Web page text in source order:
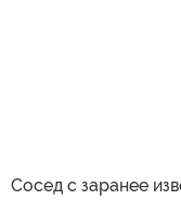
Сосед с заранее